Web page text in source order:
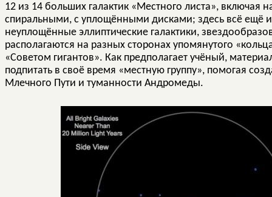
12 из 14 больших галактик «Местного листа», включая
спиральными, с уплощёнными дисками; здесь всё ещё
неуплощённые эллиптические галактики,
располагаются на разных сторонах упомянутого
«Советом гигантов». Как предполагает учёный,
подпитать в своё время «местную группу», помогая
Млечного Пути и туманности Андромеды.